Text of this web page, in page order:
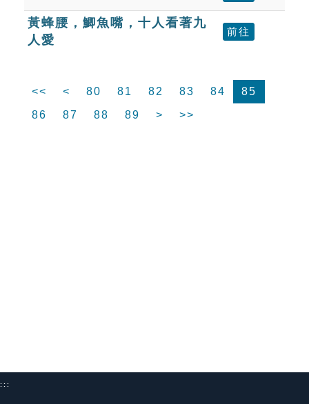
黃蜂腰，鯽魚嘴，十人看著九
人愛
前往
<< < 80 81 82 83 84
85
86
87 88 89 > >>
:::